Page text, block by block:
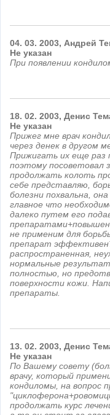
04. 03. 2003, Андрей
Не указан
При появлении
18. 02. 2003, Денис
Не указан
Прижег мне врач
через денек в другом
Прижигать их еще раз
поэтому посоветовал
продолжать колоть
себе представляю,
болезни похвальна,
главное что
далеко путем его
не применим для
препарат
распространенная,
нормальные
полностью, но
поверхности кожи.
препараты.
13. 02. 2003, Денис
Не указан
По Вашему совету
врачу, который
кондиломы, на вопрос
продолжать курс